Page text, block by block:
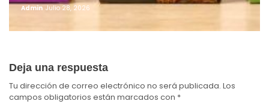
Admin Julio 28, 2026
Deja una respuesta
Tu dirección de correo electrónico no será publicada. Los
campos obligatorios están marcados con *